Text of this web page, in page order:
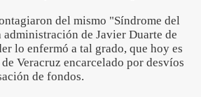
del mismo "Síndrome del
administración de Javier Duarte de
lo enfermó a tal grado, que hoy es
Veracruz encarcelado por desvíos
de fondos.